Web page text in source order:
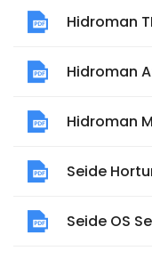
Hidroman
Hidroman
Hidroman
Seide
Seide OS